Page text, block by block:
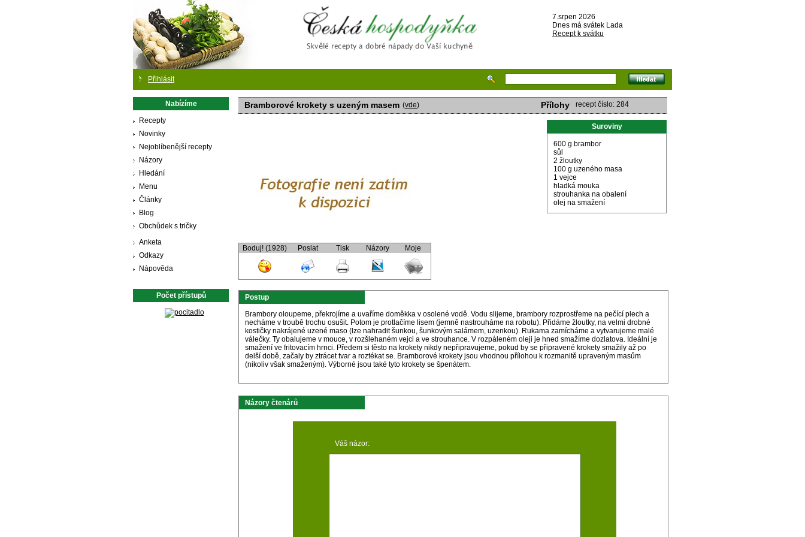
Česká hospodyňka
7.srpen 2026
Dnes má svátek Lada
Recept k svátku
Přihlásit
Nabízíme
Recepty
Novinky
Nejoblíbenější recepty
Názory
Hledání
Menu
Články
Blog
Obchůdek s tričky
Anketa
Odkazy
Nápověda
Počet přístupů
Bramborové krokety s uzeným masem (vde) Přílohy recept číslo: 284
Boduj! (1928) Poslat Tisk Názory Moje
Suroviny
600 g brambor
sůl
2 žloutky
100 g uzeného masa
1 vejce
hladká mouka
strouhanka na obalení
olej na smažení
Postup
Brambory oloupeme, překrojíme a uvaříme doměkka v osolené vodě. Vodu slijeme, brambory rozprostřeme na pečící plech a
necháme v troubě trochu osušit. Potom je protlačíme lisem (jemně nastrouháme na robotu). Přidáme žloutky, na velmi drobné
kostičky nakrájené uzené maso (lze nahradit šunkou, šunkovým salámem, uzenkou). Rukama zamícháme a vytvarujeme malé
válečky. Ty obalujeme v mouce, v rozšlehaném vejci a ve strouhance. V rozpáleném oleji je hned smažíme dozlatova. Ideální je
smažení ve fritovacím hrnci. Předem si těsto na krokety nikdy nepřipravujeme, pokud by se připravené krokety smažily až po
delší době, začaly by ztrácet tvar a roztékat se. Bramborové krokety jsou vhodnou přílohou k rozmanitě upraveným masům
(nikoliv však smaženým). Výborné jsou také tyto krokety se špenátem.
Názory čtenárů
Váš názor: